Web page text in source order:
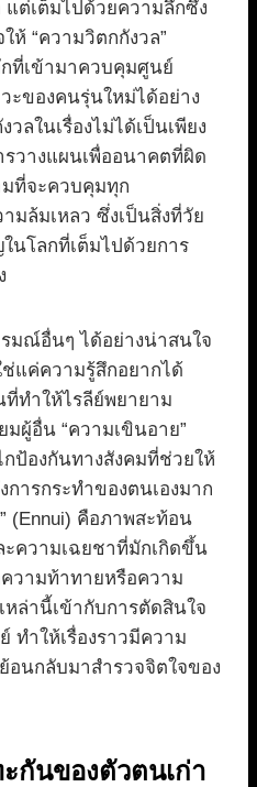
ต่เต็มไปด้วยความลึกซึ้ง
ห้ “ความวิตกกังวล”
ที่เข้ามาควบคุมศูนย์
ของคนรุ่นใหม่ได้อย่าง
ลในเรื่องไม่ได้เป็นเพียง
วางแผนเพื่ออนาคตที่ผิด
ที่จะควบคุมทุก
มล้มเหลว ซึ่งเป็นสิ่งที่วัย
นโลกที่เต็มไปด้วยการ
มณ์อื่นๆ ได้อย่างน่าสนใจ
ช่แค่ความรู้สึกอยากได้
ทำให้ไรลีย์พยายาม
ผู้อื่น “ความเขินอาย”
กป้องกันทางสังคมที่ช่วยให้
การกระทำของตนเองมาก
(Ennui) คือภาพสะท้อน
ะความเฉยชาที่มักเกิดขึ้น
วามท้าทายหรือความ
ล่านี้เข้ากับการตัดสินใจ
ทำให้เรื่องราวมีความ
อนกลับมาสำรวจจิตใจของ
กันของตัวตนเก่า